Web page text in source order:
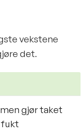
vekstene
det.
gjør taket
fukt